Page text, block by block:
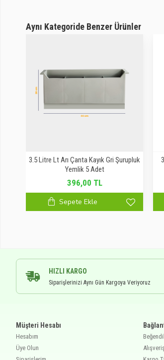
Aynı Kategoride Benzer Ürünler
3.5 Litre Lt Arı Çanta Kayık Gri Şurupluk
Yemlik 5 Adet
396,00 TL
Sepete Ekle
HIZLI KARGO
Siparişlerinizi Aynı Gün Kargoya Veriyoruz
Müşteri Hesabı
Hesabım
Üye Olun